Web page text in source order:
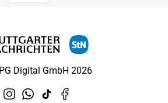
Digital GmbH 2026